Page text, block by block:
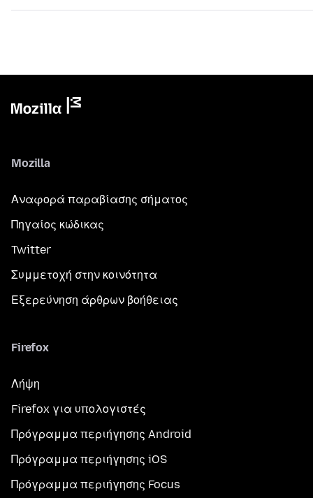
Mozilla
Αναφορά παραβίασης σήματος
Πηγαίος κώδικας
Twitter
Συμμετοχή στην κοινότητα
Εξερεύνηση άρθρων βοήθειας
Firefox
Λήψη
Firefox για υπολογιστές
Πρόγραμμα περιήγησης Android
Πρόγραμμα περιήγησης iOS
Πρόγραμμα περιήγησης Focus